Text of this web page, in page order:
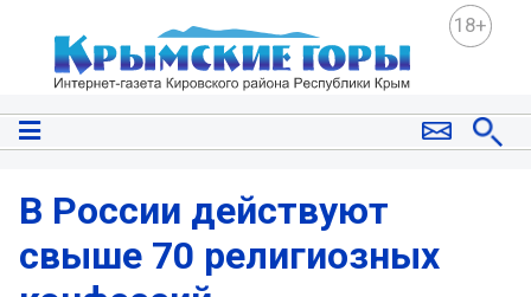
18+
В России действуют
свыше 70 религиозных